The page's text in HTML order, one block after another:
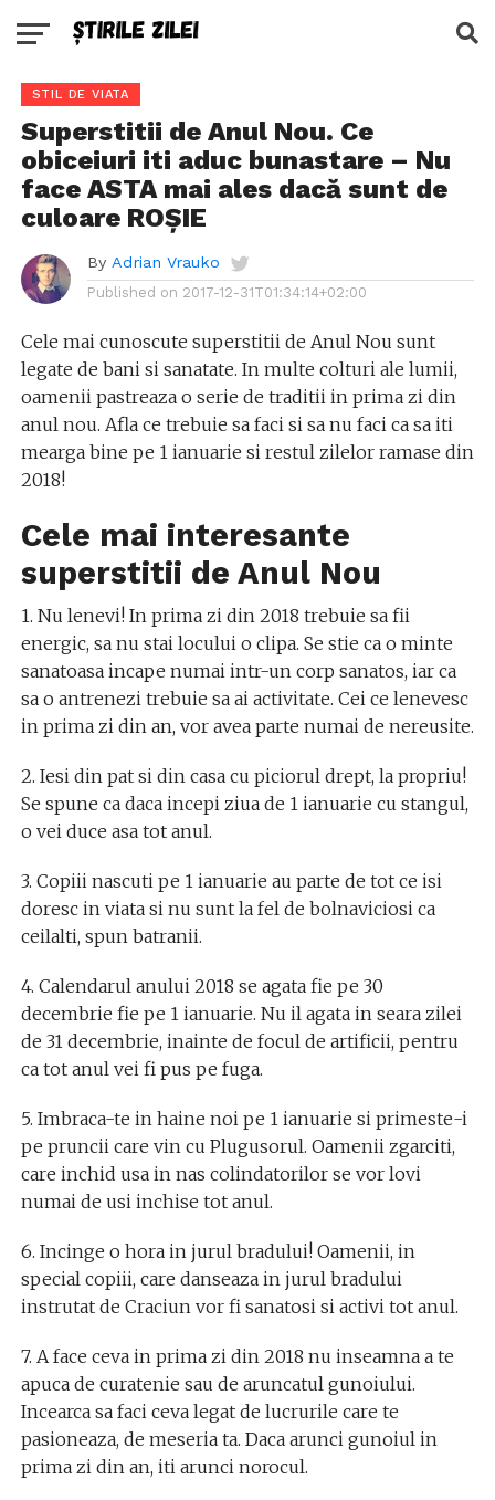
STIL DE VIATA
Superstitii de Anul Nou. Ce
obiceiuri iti aduc bunastare – Nu
face ASTA mai ales dacă sunt de
culoare ROȘIE
By Adrian Vrauko
Published on 2017-12-31T01:34:14+02:00
Cele mai cunoscute superstitii de Anul Nou sunt
legate de bani si sanatate. In multe colturi ale lumii,
oamenii pastreaza o serie de traditii in prima zi din
anul nou. Afla ce trebuie sa faci si sa nu faci ca sa iti
mearga bine pe 1 ianuarie si restul zilelor ramase din
2018!
Cele mai interesante
superstitii de Anul Nou
1. Nu lenevi! In prima zi din 2018 trebuie sa fii
energic, sa nu stai locului o clipa. Se stie ca o minte
sanatoasa incape numai intr-un corp sanatos, iar ca
sa o antrenezi trebuie sa ai activitate. Cei ce lenevesc
in prima zi din an, vor avea parte numai de nereusite.
2. Iesi din pat si din casa cu piciorul drept, la propriu!
Se spune ca daca incepi ziua de 1 ianuarie cu stangul,
o vei duce asa tot anul.
3. Copiii nascuti pe 1 ianuarie au parte de tot ce isi
doresc in viata si nu sunt la fel de bolnaviciosi ca
ceilalti, spun batranii.
4. Calendarul anului 2018 se agata fie pe 30
decembrie fie pe 1 ianuarie. Nu il agata in seara zilei
de 31 decembrie, inainte de focul de artificii, pentru
ca tot anul vei fi pus pe fuga.
5. Imbraca-te in haine noi pe 1 ianuarie si primeste-i
pe pruncii care vin cu Plugusorul. Oamenii zgarciti,
care inchid usa in nas colindatorilor se vor lovi
numai de usi inchise tot anul.
6. Incinge o hora in jurul bradului! Oamenii, in
special copiii, care danseaza in jurul bradului
instrutat de Craciun vor fi sanatosi si activi tot anul.
7. A face ceva in prima zi din 2018 nu inseamna a te
apuca de curatenie sau de aruncatul gunoiului.
Incearca sa faci ceva legat de lucrurile care te
pasioneaza, de meseria ta. Daca arunci gunoiul in
prima zi din an, iti arunci norocul.